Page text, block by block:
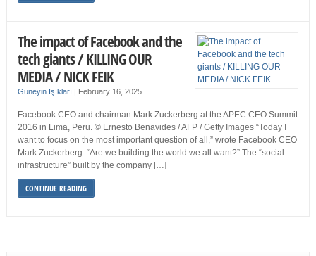
The impact of Facebook and the
tech giants / KILLING OUR
MEDIA / NICK FEIK
Güneyin Işıkları | February 16, 2025
Facebook CEO and chairman Mark Zuckerberg at the APEC CEO Summit
2016 in Lima, Peru. © Ernesto Benavides / AFP / Getty Images “Today I
want to focus on the most important question of all,” wrote Facebook CEO
Mark Zuckerberg. “Are we building the world we all want?” The “social
infrastructure” built by the company […]
CONTINUE READING